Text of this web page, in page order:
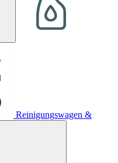
Reinigungswagen &